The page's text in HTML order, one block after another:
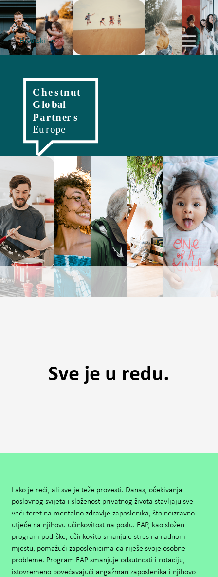
Hrvatski
Sve je u redu.
Lako je reći, ali sve je teže provesti. Danas, očekivanja
poslovnog svijeta i složenost privatnog života stavljaju sve
veći teret na mentalno zdravlje zaposlenika, što neizravno
utječe na njihovu učinkovitost na poslu. EAP, kao složen
program podrške, učinkovito smanjuje stres na radnom
mjestu, pomažući zaposlenicima da riješe svoje osobne
probleme. Program EAP smanjuje odsutnosti i rotaciju,
istovremeno povećavajući angažman zaposlenika i njihovo